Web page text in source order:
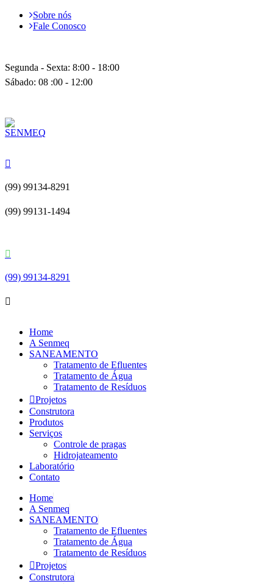
Sobre nós
Fale Conosco
Segunda - Sexta: 8:00 - 18:00
Sábado: 08 :00 - 12:00
(99) 99134-8291
(99) 99131-1494
(99) 99134-8291
Home
A Senmeq
SANEAMENTO
Tratamento de Efluentes
Tratamento de Água
Tratamento de Resíduos
Projetos
Construtora
Produtos
Serviços
Controle de pragas
Hidrojateamento
Laboratório
Contato
Home
A Senmeq
SANEAMENTO
Tratamento de Efluentes
Tratamento de Água
Tratamento de Resíduos
Projetos
Construtora